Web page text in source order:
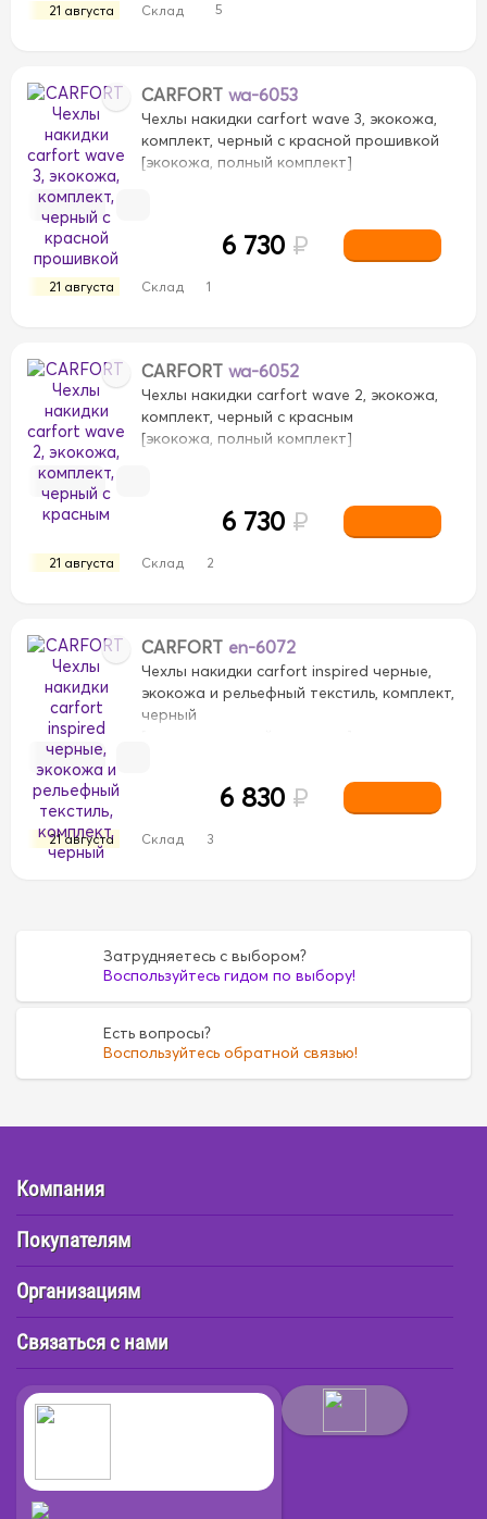
21 августа Склад 5
CARFORT wa-6053
Чехлы накидки carfort wave 3, экокожа,
комплект, черный с красной прошивкой
[экокожа, полный комплект]
21 августа Склад 1
6 730 ₽
CARFORT wa-6052
Чехлы накидки carfort wave 2, экокожа,
комплект, черный с красным
[экокожа, полный комплект]
21 августа Склад 2
6 730 ₽
CARFORT en-6072
Чехлы накидки carfort inspired черные,
экокожа и рельефный текстиль, комплект,
черный
21 августа Склад 3
6 830 ₽
Затрудняетесь с выбором?
Воспользуйтесь гидом по выбору!
Есть вопросы?
Воспользуйтесь обратной связью!
Компания
Покупателям
Организациям
Связаться с нами